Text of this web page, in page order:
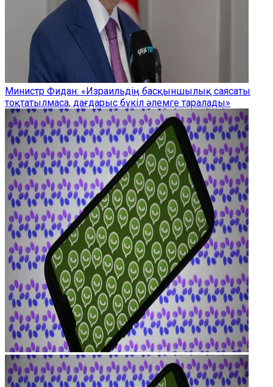
Министр Фидан: «Израильдің басқыншылық саясаты
тоқтатылмаса, дағдарыс бүкіл әлемге таралады»